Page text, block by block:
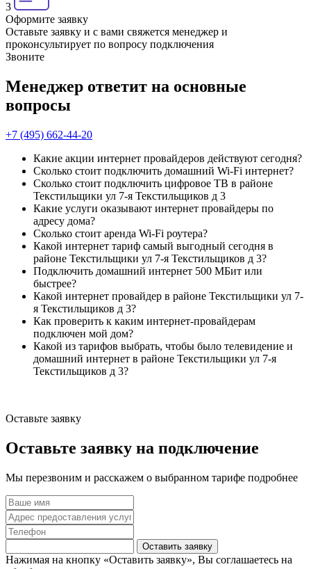
3
Оформите заявку
Оставьте заявку и с вами свяжется менеджер и
проконсультирует по вопросу подключения
Звоните
Менеджер ответит на основные
вопросы
+7 (495) 662-44-20
Какие акции интернет провайдеров действуют сегодня?
Сколько стоит подключить домашний Wi-Fi интернет?
Сколько стоит подключить цифровое ТВ в районе
Текстильщики ул 7-я Текстильщиков д 3
Какие услуги оказывают интернет провайдеры по
адресу дома?
Сколько стоит аренда Wi-Fi роутера?
Какой интернет тариф самый выгодный сегодня в
районе Текстильщики ул 7-я Текстильщиков д 3?
Подключить домашний интернет 500 МБит или
быстрее?
Какой интернет провайдер в районе Текстильщики ул 7-
я Текстильщиков д 3?
Как проверить к каким интернет-провайдерам
подключен мой дом?
Какой из тарифов выбрать, чтобы было телевидение и
домашний интернет в районе Текстильщики ул 7-я
Текстильщиков д 3?
Оставьте заявку
Оставьте заявку на подключение
Мы перезвоним и расскажем о выбранном тарифе подробнее
Оставить заявку
Нажимая на кнопку «Оставить заявку», Вы соглашаетесь на